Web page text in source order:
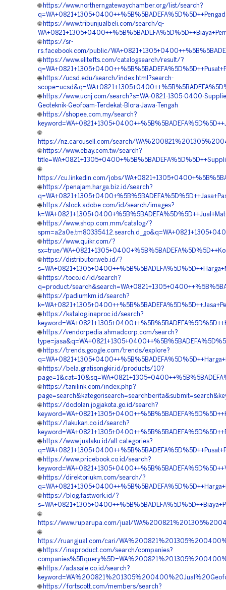
🌐 https://www.northerngatewaychamber.org/list/search?
🌐 https://www.tribunjualbeli.com/search/q-
🌐 https://sr-
rs.facebook.com/public/
🌐 https://www.elitefts.com/catalogsearch/result/?
🌐 https://ucsd.edu/search/index.html?search-
🌐 https://www.ucnj.com/search?s=WA-0821-1305-0400-
Geoteknik-Geofoam-Terdekat-Blora-Jawa-Tengah
🌐 https://shopee.com.my/search?
🌐
https://nz.carousell.com/search/
🌐 https://www.ebay.com.tw/search?
🌐
https://cu.linkedin.com/jobs/
🌐 https://penajam.harga.biz.id/search?
🌐 https://stock.adobe.com/id/search/images?
🌐 https://www.shop.com.mm/catalog/?
🌐 https://www.quikr.com/?
sx=true/
🌐 https://distributor.web.id/?
🌐 https://toco.id/id/search?
q=product/
🌐 https://padiumkm.id/search?
🌐 https://katalog.inaproc.id/search?
🌐 https://vendorpedia.ahmadcorp.com/search?
🌐 https://trends.google.com/trends/explore?
🌐 https://bela.gratisongkir.id/products/10?
🌐 https://tanilink.com/index.php?
🌐 https://dodolan.jogjakota.go.id/search?
🌐 https://lakukan.co.id/search?
🌐 https://www.jualaku.id/all-categories?
🌐 https://www.pricebook.co.id/search?
🌐 https://direktoriukm.com/search/?
🌐 https://blog.fastwork.id/?
🌐
https://www.ruparupa.com/jual/
🌐
https://ruangjual.com/cari/
🌐 https://inaproduct.com/search/companies?
🌐 https://adasale.co.id/search?
🌐 https://fortscott.com/members/search?